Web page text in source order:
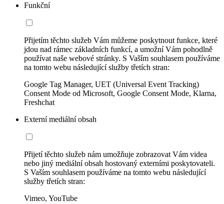
Funkční
Přijetím těchto služeb Vám můžeme poskytnout funkce, které
jdou nad rámec základních funkcí, a umožní Vám pohodlně
používat naše webové stránky. S Vaším souhlasem používáme
na tomto webu následující služby třetích stran:
Google Tag Manager, UET (Universal Event Tracking)
Consent Mode od Microsoft, Google Consent Mode, Klarna,
Freshchat
Externí mediální obsah
Přijetí těchto služeb nám umožňuje zobrazovat Vám videa
nebo jiný mediální obsah hostovaný externími poskytovateli.
S Vaším souhlasem používáme na tomto webu následující
služby třetích stran:
Vimeo, YouTube